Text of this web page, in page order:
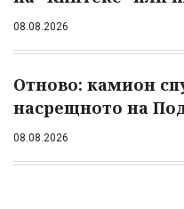
08.08.2026
Отново: камион
насрещното на
08.08.2026